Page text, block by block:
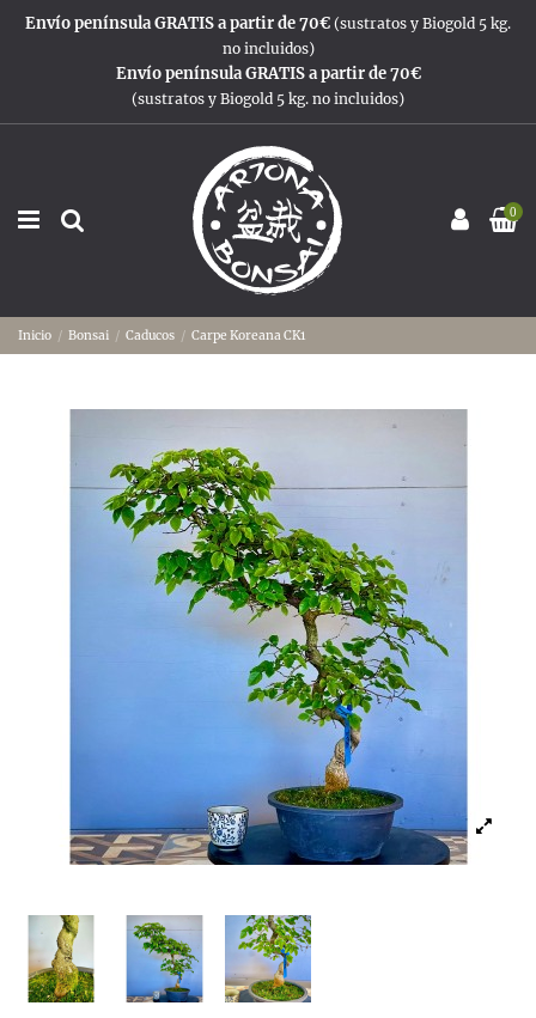
Envío península GRATIS a partir de 70€ (sustratos y Biogold 5 kg.
no incluidos)
Envío península GRATIS a partir de 70€
(sustratos y Biogold 5 kg. no incluidos)
0
Inicio Bonsai Caducos Carpe Koreana CK1